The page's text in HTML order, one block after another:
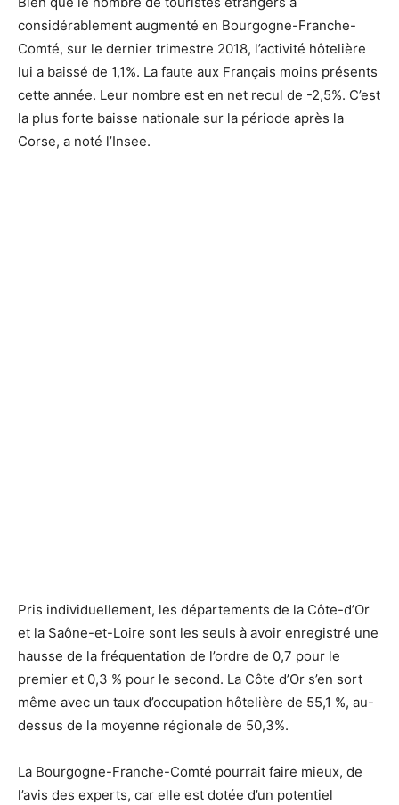
considérablement augmenté en Bourgogne-Franche-
Comté, sur le dernier trimestre 2018, l’activité hôtelière
lui a baissé de 1,1%. La faute aux Français moins présents
cette année. Leur nombre est en net recul de -2,5%. C’est
la plus forte baisse nationale sur la période après la
Corse, a noté l’Insee.
Pris individuellement, les départements de la Côte-d’Or
et la Saône-et-Loire sont les seuls à avoir enregistré une
hausse de la fréquentation de l’ordre de 0,7 pour le
premier et 0,3 % pour le second. La Côte d’Or s’en sort
même avec un taux d’occupation hôtelière de 55,1 %, au-
dessus de la moyenne régionale de 50,3%.
La Bourgogne-Franche-Comté pourrait faire mieux, de
l’avis des experts, car elle est dotée d’un potentiel